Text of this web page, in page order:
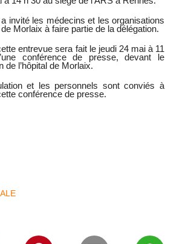
invité les médecins et les organisations
Morlaix à faire partie de la délégation.
entrevue sera fait le jeudi 24 mai à 11
conférence de presse, devant le
de l’hôpital de Morlaix.
et les personnels sont conviés à
conférence de presse.